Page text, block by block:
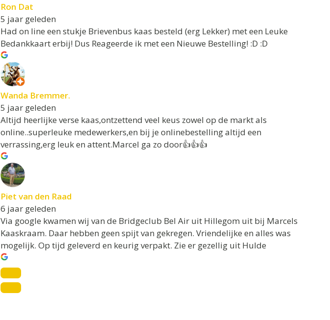
Ron Dat
5 jaar geleden
Had on line een stukje Brievenbus kaas besteld (erg Lekker) met een Leuke
Bedankkaart erbij! Dus Reageerde ik met een Nieuwe Bestelling! :D :D
Wanda Bremmer.
5 jaar geleden
Altijd heerlijke verse kaas,ontzettend veel keus zowel op de markt als
online..superleuke medewerkers,en bij je onlinebestelling altijd een
verrassing,erg leuk en attent.Marcel ga zo door👍👍👍
Piet van den Raad
6 jaar geleden
Via google kwamen wij van de Bridgeclub Bel Air uit Hillegom uit bij Marcels
Kaaskraam. Daar hebben geen spijt van gekregen. Vriendelijke en alles was
mogelijk. Op tijd geleverd en keurig verpakt. Zie er gezellig uit Hulde